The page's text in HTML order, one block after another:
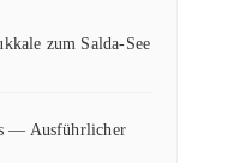
zum Salda-See
— Ausführlicher